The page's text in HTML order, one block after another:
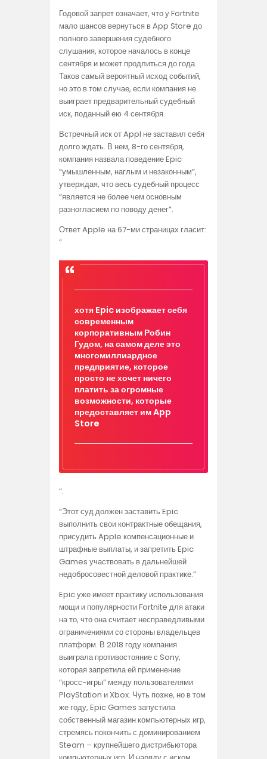
Годовой запрет означает, что у Fortnite
мало шансов вернуться в App Store до
полного завершения судебного
слушания, которое началось в конце
сентября и может продлиться до года.
Таков самый вероятный исход событий,
но это в том случае, если компания не
выиграет предварительный судебный
иск, поданный ею 4 сентября.
Встречный иск от Appl не заставил себя
долго ждать. В нем, 8-го сентября,
компания назвала поведение Epic
“умышленным, наглым и незаконным”,
утверждая, что весь судебный процесс
“является не более чем основным
разногласием по поводу денег”.
Ответ Apple на 67-ми страницах гласит:
”
хотя Epic изображает себя
современным
корпоративным Робин
Гудом, на самом деле это
многомиллиардное
предприятие, которое
просто не хочет ничего
платить за огромные
возможности, которые
предоставляет им App
Store
“.
“Этот суд должен заставить Epic
выполнить свои контрактные обещания,
присудить Apple компенсационные и
штрафные выплаты, и запретить Epic
Games участвовать в дальнейшей
недобросовестной деловой практике.”
Epic уже имеет практику использования
мощи и популярности Fortnite для атаки
на то, что она считает несправедливыми
ограничениями со стороны владельцев
платформ. В 2018 году компания
выиграла противостояние с Sony,
которая запретила ей применение
“кросс-игры” между пользователями
PlayStation и Xbox. Чуть позже, но в том
же году, Epic Games запустила
собственный магазин компьютерных игр,
стремясь покончить с доминированием
Steam – крупнейшего дистрибьютора